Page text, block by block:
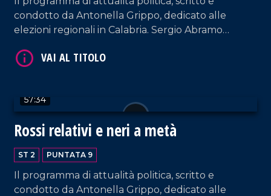
condotto da Antonella Grippo, dedicato alle
elezioni regionali in Calabria. Sergio Abramo
Presidente).
57:34
Rossi relativi e neri a metà
ST 2 PUNTATA 9
Il programma di attualità politica, scritto e
condotto da Antonella Grippo, dedicato alle
VAI AL TITOLO